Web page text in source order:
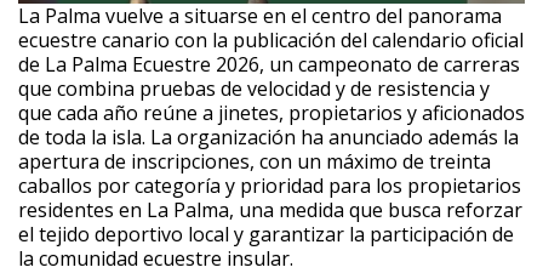
La Palma vuelve a situarse en el centro del panorama
ecuestre canario con la publicación del calendario oficial
de La Palma Ecuestre 2026, un campeonato de carreras
que combina pruebas de velocidad y de resistencia y
que cada año reúne a jinetes, propietarios y aficionados
de toda la isla. La organización ha anunciado además la
apertura de inscripciones, con un máximo de treinta
caballos por categoría y prioridad para los propietarios
residentes en La Palma, una medida que busca reforzar
el tejido deportivo local y garantizar la participación de
la comunidad ecuestre insular.